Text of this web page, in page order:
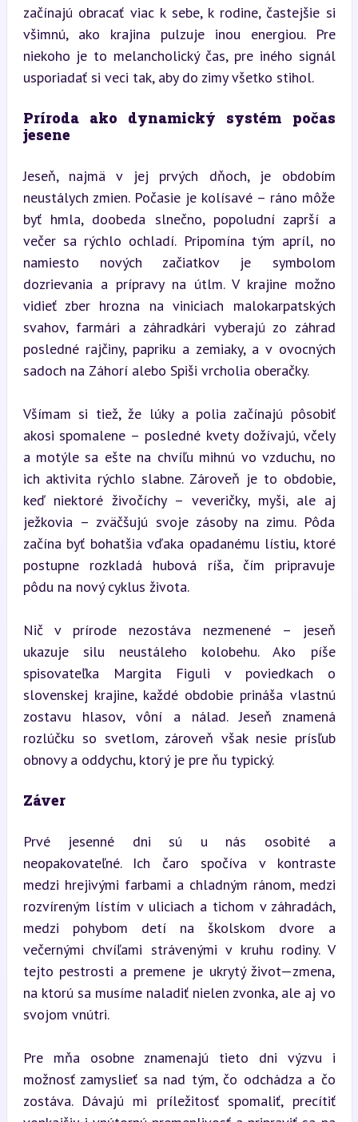
začínajú obracať viac k sebe, k rodine, častejšie si
všimnú, ako krajina pulzuje inou energiou. Pre
niekoho je to melancholický čas, pre iného signál
usporiadať si veci tak, aby do zimy všetko stihol.
Príroda ako dynamický systém počas
jesene
Jeseň, najmä v jej prvých dňoch, je obdobím
neustálych zmien. Počasie je kolísavé – ráno môže
byť hmla, doobeda slnečno, popoludní zaprší a
večer sa rýchlo ochladí. Pripomína tým apríl, no
namiesto nových začiatkov je symbolom
dozrievania a prípravy na útlm. V krajine možno
vidieť zber hrozna na viniciach malokarpatských
svahov, farmári a záhradkári vyberajú zo záhrad
posledné rajčiny, papriku a zemiaky, a v ovocných
sadoch na Záhorí alebo Spiši vrcholia oberačky.
Všímam si tiež, že lúky a polia začínajú pôsobiť
akosi spomalene – posledné kvety dožívajú, včely
a motýle sa ešte na chvíľu mihnú vo vzduchu, no
ich aktivita rýchlo slabne. Zároveň je to obdobie,
keď niektoré živočíchy – veveričky, myši, ale aj
ježkovia – zväčšujú svoje zásoby na zimu. Pôda
začína byť bohatšia vďaka opadanému lístiu, ktoré
postupne rozkladá hubová ríša, čím pripravuje
pôdu na nový cyklus života.
Nič v prírode nezostáva nezmenené – jeseň
ukazuje silu neustáleho kolobehu. Ako píše
spisovateľka Margita Figuli v poviedkach o
slovenskej krajine, každé obdobie prináša vlastnú
zostavu hlasov, vôní a nálad. Jeseň znamená
rozlúčku so svetlom, zároveň však nesie prísľub
obnovy a oddychu, ktorý je pre ňu typický.
Záver
Prvé jesenné dni sú u nás osobité a
neopakovateľné. Ich čaro spočíva v kontraste
medzi hrejivými farbami a chladným ránom, medzi
rozvíreným lístím v uliciach a tichom v záhradách,
medzi pohybom detí na školskom dvore a
večernými chvíľami strávenými v kruhu rodiny. V
tejto pestrosti a premene je ukrytý život—zmena,
na ktorú sa musíme naladiť nielen zvonka, ale aj vo
svojom vnútri.
Pre mňa osobne znamenajú tieto dni výzvu i
možnosť zamyslieť sa nad tým, čo odchádza a čo
zostáva. Dávajú mi príležitosť spomaliť, precítiť